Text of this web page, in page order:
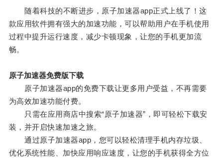
随着科技的不断进步，原子加速器app正式上线了！这
款应用软件拥有强大的加速功能，可以帮助用户在手机使用
过程中提升运行速度，减少卡顿现象，让您的手机更加流
畅。
原子加速器免费版下载
原子加速器app的免费下载让更多用户受益，不再需要
为高效加速功能付费。
只需在应用商店中搜索“原子加速器”，即可轻松下载安
装，并开启快速加速之旅。
通过原子加速器app，您可以轻松清理手机内存垃圾、
优化系统性能、加快应用响应速度，让您的手机获得全方位